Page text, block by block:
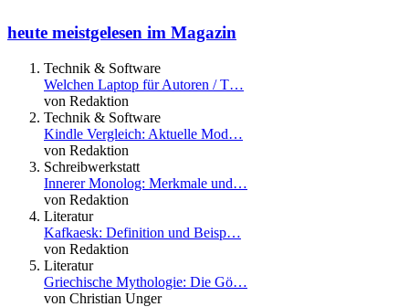
heute meistgelesen im Magazin
Technik & Software
Welchen Laptop für Autoren / T…
von Redaktion
Technik & Software
Kindle Vergleich: Aktuelle Mod…
von Redaktion
Schreibwerkstatt
Innerer Monolog: Merkmale und…
von Redaktion
Literatur
Kafkaesk: Definition und Beisp…
von Redaktion
Literatur
Griechische Mythologie: Die Gö…
von Christian Unger